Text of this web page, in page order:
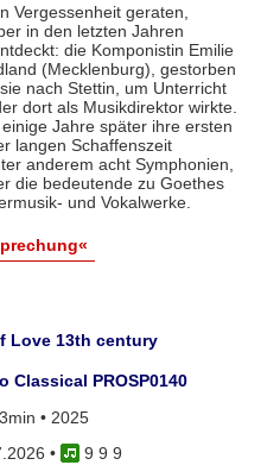
Vergessenheit geraten,
in den letzten Jahren
die Komponistin Emilie
(Mecklenburg), gestorben
nach Stettin, um Unterricht
dort als Musikdirektor wirkte.
Jahre später ihre ersten
langen Schaffenszeit
anderem acht Symphonien,
die bedeutende zu Goethes
und Vokalwerke.
Love 13th century
Classical PROSP0140
• 2025
•
9 9 9